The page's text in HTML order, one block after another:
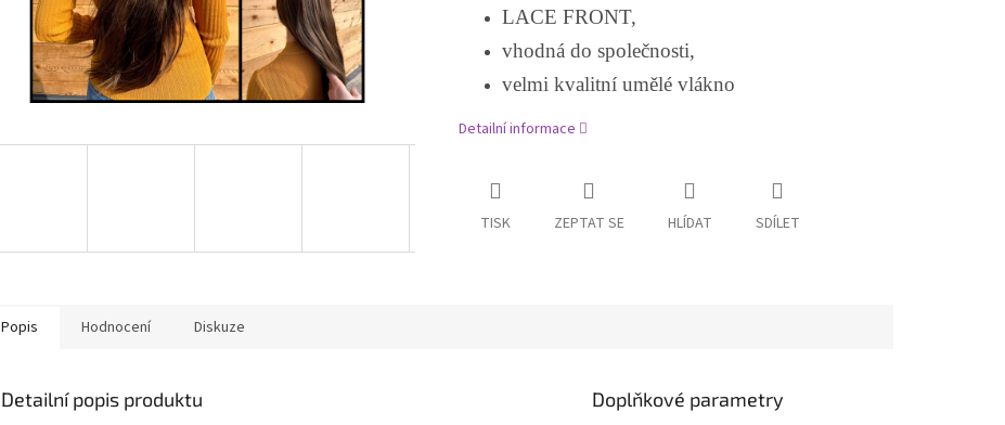
LACE FRONT,
vhodná do společnosti,
velmi kvalitní umělé vlákno
Detailní informace
TISK ZEPTAT SE HLÍDAT SDÍLET
Popis Hodnocení Diskuze
Detailní popis produktu Doplňkové parametry